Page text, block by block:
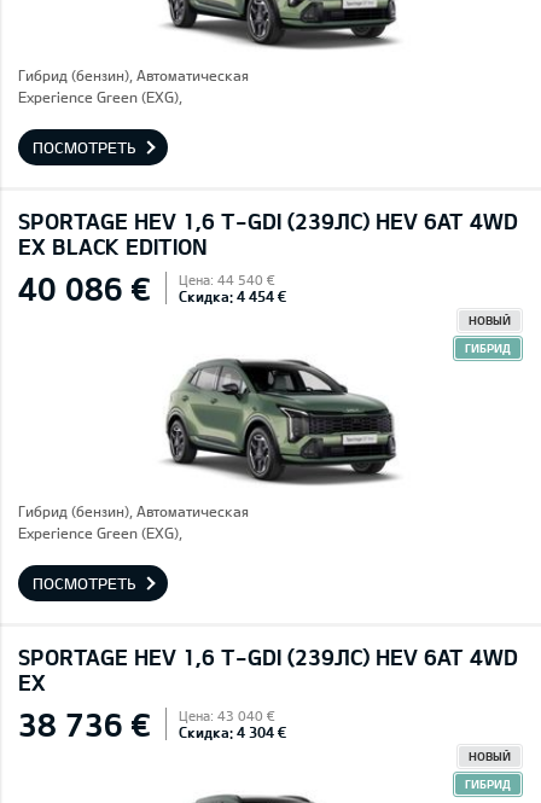
Гибрид (бензин), Автоматическая
Experience Green (EXG),
ПОСМОТРЕТЬ
SPORTAGE HEV 1,6 T-GDI (239ЛС) HEV 6AT 4WD
EX BLACK EDITION
40 086 € Цена: 44 540 €
Скидка: 4 454 €
НОВЫЙ
ГИБРИД
Гибрид (бензин), Автоматическая
Experience Green (EXG),
ПОСМОТРЕТЬ
SPORTAGE HEV 1,6 T-GDI (239ЛС) HEV 6AT 4WD
EX
38 736 € Цена: 43 040 €
Скидка: 4 304 €
НОВЫЙ
ГИБРИД